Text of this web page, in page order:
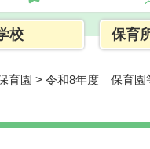
校 保育
育園 > 令和8年度 保育園